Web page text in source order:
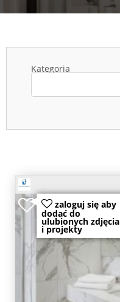
Kategoria
zaloguj się aby
dodać do
ulubionych zdjęcia
i projekty